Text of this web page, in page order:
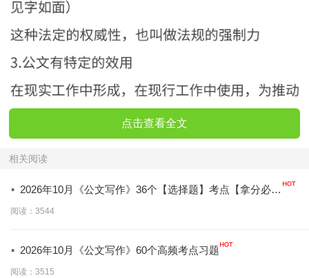
点击查看全文
相关阅读
· 2026年10月《公文写作》36个【选择题】考点【拿分必
学】
阅读：3544
· 2026年10月《公文写作》60个高频考点习题
阅读：3515